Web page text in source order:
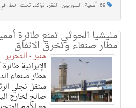
69
, أممية, السوريين, الفقر, تؤكد, تحت, خط, في
مليشيا الحوثي تمنع طائرة
مطار صنعاء وتخرق الاتفاق
منبر - التحرير :
الإيرانية
مطار صنعاء
ستقل نجلي
صالح لخارج